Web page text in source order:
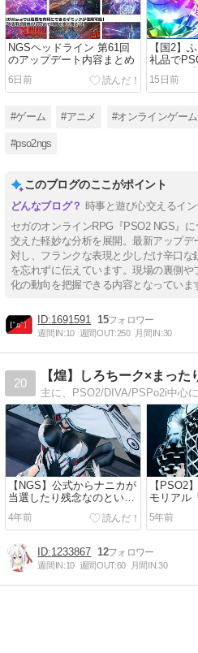
NGSヘッドライン 第61回
のアップデート内容まとめ
6日前
【国2】
礼品で
ジェムが
15日前
#ゲーム #アニメ #オンラインゲーム
#pso2ngs
このブログのここがポイント
時事と遊び心交えるイ
セガのオンラインRPG『PSO2 NGS』
交えた軽妙な分析を展開。最新アップ
対し、フランクな表現と少しだけ辛口
を忘れずに伝えています。現場の裏側
化の動向を把握できる内容となっていま
1691591 15
週間IN:10 週間OUT:250 月間IN:30
20
【煌】しろちーク×まった
【NGS】公式からナニカが
当選したり残念なのといろ
いろと
4年前
【PSO2
モリアル
表！」
5年前
1233867 12
週間IN:10 週間OUT:60 月間IN:30